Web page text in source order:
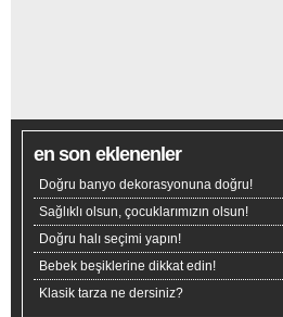
en son eklenenler
Doğru banyo dekorasyonuna doğru!
Sağlıklı olsun, çocuklarımızın olsun!
Doğru halı seçimi yapın!
Bebek beşiklerine dikkat edin!
Klasik tarza ne dersiniz?